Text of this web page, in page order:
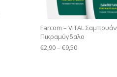
Farcom – VITAL Σαμπουάν
Πικραμύγδαλο
€2,90– €9,50